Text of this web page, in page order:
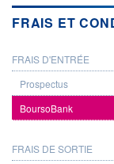
FRAIS ET
PROSPECTUS
FRAIS D'ENTRÉE
FRAIS DE SORTIE